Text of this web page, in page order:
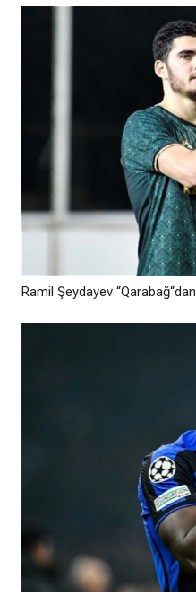
Ramil Şeydayev “Qarabağ“dan